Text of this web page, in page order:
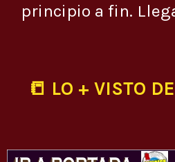
principio a fin.
📒 LO + VISTO